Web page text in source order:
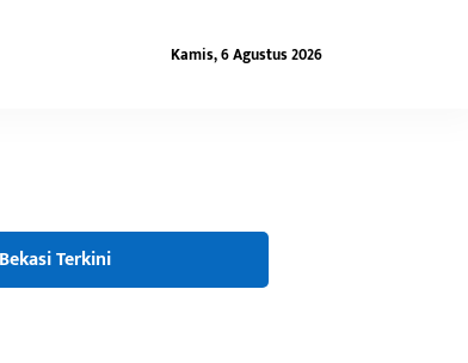
Kamis, 6 Agustus 2026
Bekasi Terkini